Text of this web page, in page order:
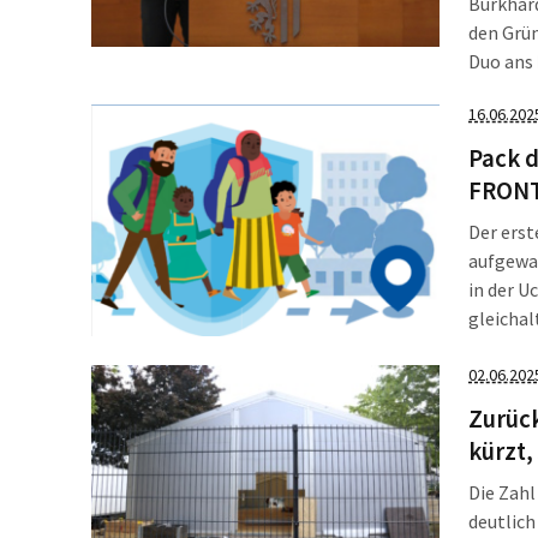
den
Duo
(WZL)
Pack
Der
in der
kürzt,
Die
deutlich